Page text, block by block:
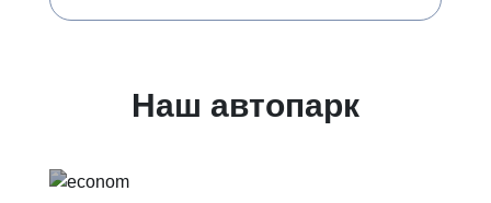
Наш автопарк